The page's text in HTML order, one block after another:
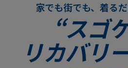
家でも街でも、着る
“スゴ
リカバリ